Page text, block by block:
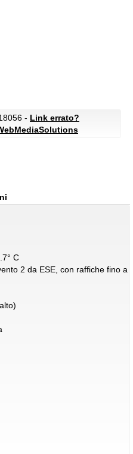
- Link errato?
C
2 da ESE, con raffiche fino a